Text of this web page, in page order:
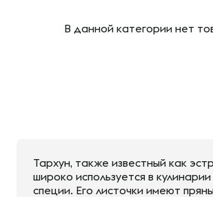
В данной категории нет
Тархун, также известный как
широко используется в
специи. Его листочки имеют